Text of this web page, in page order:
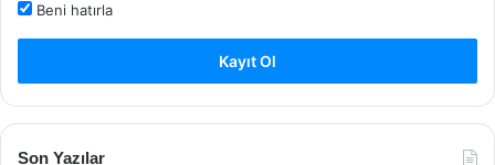
Beni hatırla
Kayıt Ol
Son Yazılar